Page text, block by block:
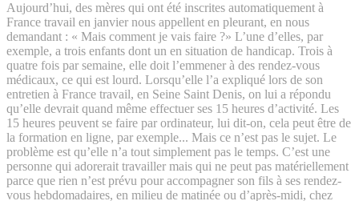
Aujourd’hui, des mères qui ont été inscrites automatiquement à
France travail en janvier nous appellent en pleurant, en nous
demandant : « Mais comment je vais faire ?» L’une d’elles, par
exemple, a trois enfants dont un en situation de handicap. Trois à
quatre fois par semaine, elle doit l’emmener à des rendez-vous
médicaux, ce qui est lourd. Lorsqu’elle l’a expliqué lors de son
entretien à France travail, en Seine Saint Denis, on lui a répondu
qu’elle devrait quand même effectuer ses 15 heures d’activité. Les
15 heures peuvent se faire par ordinateur, lui dit-on, cela peut être de
la formation en ligne, par exemple... Mais ce n’est pas le sujet. Le
problème est qu’elle n’a tout simplement pas le temps. C’est une
personne qui adorerait travailler mais qui ne peut pas matériellement
parce que rien n’est prévu pour accompagner son fils à ses rendez-
vous hebdomadaires, en milieu de matinée ou d’après-midi, chez